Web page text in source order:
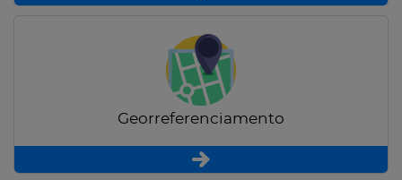
Georreferenciamento